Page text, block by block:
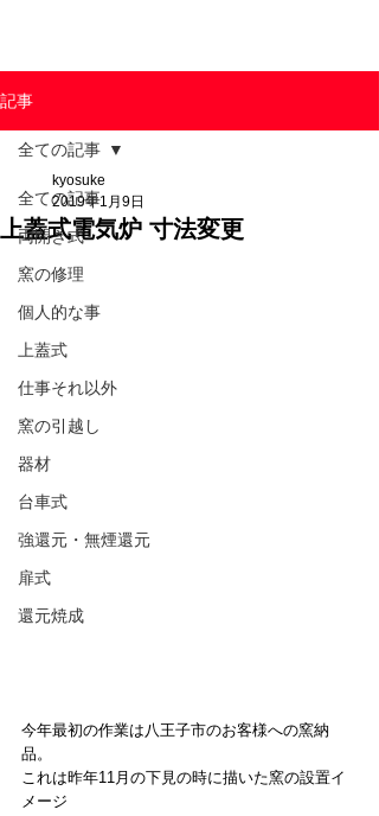
記事
全ての記事
両開き式
窯の修理
個人的な事
上蓋式
仕事それ以外
窯の引越し
器材
台車式
強還元・無煙還元
扉式
還元焼成
全ての記事
上蓋式電気炉 寸法変更
kyosuke
2019年1月9日
今年最初の作業は八王子市のお客様への窯納
品。
これは昨年11月の下見の時に描いた窯の設置イ
メージ